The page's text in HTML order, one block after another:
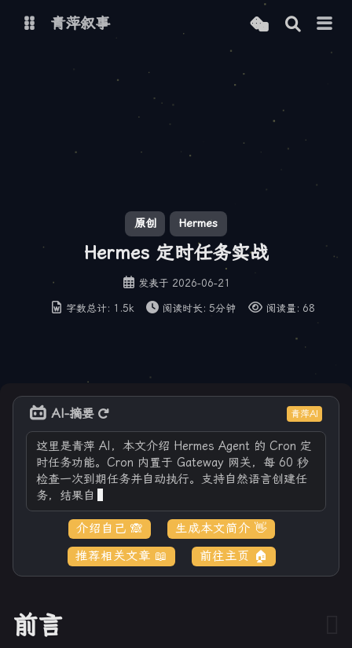
青萍 AI 视频
青萍 AI 电商 青萍 AI 语音
青萍叙事
原创 Hermes
Hermes 定时任务实战
发表于 2026-06-21
字数总计: 1.5k 阅读时长: 5分钟 阅读量: 68
AI-摘要 青萍AI
这里是青萍 AI，本文介绍 Hermes Agent 的 Cron 定
时任务功能。Cron 内置于 Gateway 网关，每 60 秒
检查一次到期任务并自动执行。支持自然语言创建任
务，结果自动推送到飞书等
介绍自己 🙈
生成本文简介 👋
推荐相关文章 📖
前往主页 🏠
前言